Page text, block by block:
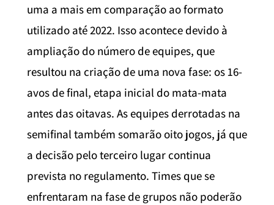
uma a mais em comparação ao formato
utilizado até 2022. Isso acontece devido à
ampliação do número de equipes, que
resultou na criação de uma nova fase: os 16-
avos de final, etapa inicial do mata-mata
antes das oitavas. As equipes derrotadas na
semifinal também somarão oito jogos, já que
a decisão pelo terceiro lugar continua
prevista no regulamento. Times que se
enfrentaram na fase de grupos não poderão